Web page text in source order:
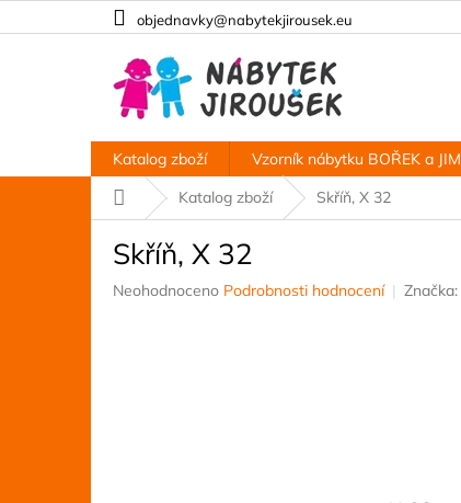
na
objednavky@nabytekjirousek.eu
Katalog zboží Vzorník nábytku BOŘEK a JIM
Domů
Katalog zboží Skříň, X 32
Skříň, X 32
Průměrné
Neohodnoceno Podrobnosti hodnocení Značka: